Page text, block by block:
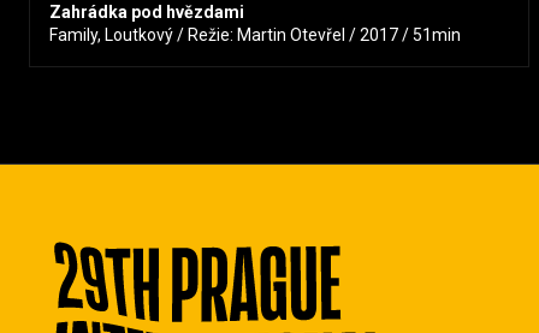
Zahrádka pod hvězdami
Family, Loutkový / Režie: Martin Otevřel / 2017 / 51min